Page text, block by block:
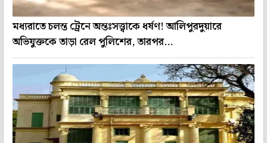
মধ্যরাতে চলন্ত ট্রেনে অন্তঃসত্ত্বাকে ধর্ষণ! আলিপুরদুয়ারে
অভিযুক্তকে তাড়া রেল পুলিশের, তারপর...